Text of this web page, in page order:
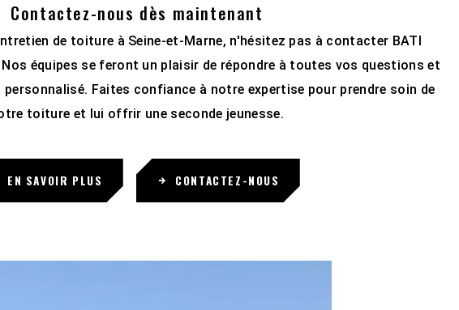
Contactez-nous dès maintenant
de toiture à Seine-et-Marne, n'hésitez pas à contacter BATI
Nos équipes se feront un plaisir de répondre à toutes vos questions et
personnalisé. Faites confiance à notre expertise pour prendre soin de
toiture et lui offrir une seconde jeunesse.
EN SAVOIR PLUS CONTACTEZ-NOUS